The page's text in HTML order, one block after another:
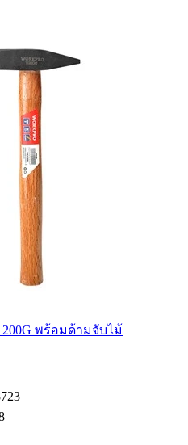
พร้อมด้ามจับไม้